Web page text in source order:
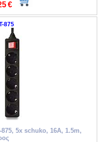
€
875
875, 5x schuko, 16A, 1.5m,